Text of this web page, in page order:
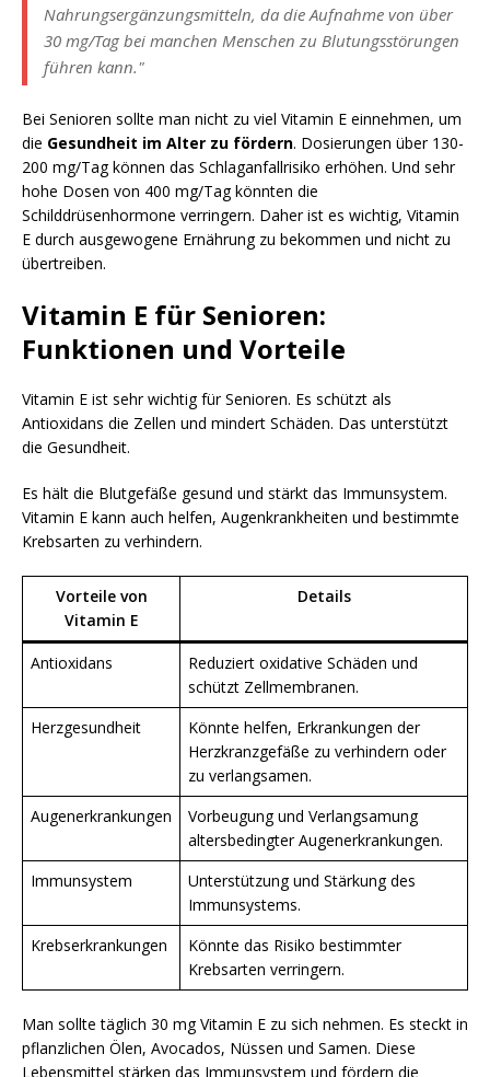
Nahrungsergänzungsmitteln, da die Aufnahme von über
30 mg/Tag bei manchen Menschen zu Blutungsstörungen
führen kann."
Bei Senioren sollte man nicht zu viel Vitamin E einnehmen, um
die Gesundheit im Alter zu fördern. Dosierungen über 130-
200 mg/Tag können das Schlaganfallrisiko erhöhen. Und sehr
hohe Dosen von 400 mg/Tag könnten die
Schilddrüsenhormone verringern. Daher ist es wichtig, Vitamin
E durch ausgewogene Ernährung zu bekommen und nicht zu
übertreiben.
Vitamin E für Senioren:
Funktionen und Vorteile
Vitamin E ist sehr wichtig für Senioren. Es schützt als
Antioxidans die Zellen und mindert Schäden. Das unterstützt
die Gesundheit.
Es hält die Blutgefäße gesund und stärkt das Immunsystem.
Vitamin E kann auch helfen, Augenkrankheiten und bestimmte
Krebsarten zu verhindern.
Vorteile von
Vitamin E
Details
Antioxidans
Reduziert oxidative Schäden und
schützt Zellmembranen.
Herzgesundheit
Könnte helfen, Erkrankungen der
Herzkranzgefäße zu verhindern oder
zu verlangsamen.
Augenerkrankungen
Vorbeugung und Verlangsamung
altersbedingter Augenerkrankungen.
Immunsystem
Unterstützung und Stärkung des
Immunsystems.
Krebserkrankungen
Könnte das Risiko bestimmter
Krebsarten verringern.
Man sollte täglich 30 mg Vitamin E zu sich nehmen. Es steckt in
pflanzlichen Ölen, Avocados, Nüssen und Samen. Diese
Lebensmittel stärken das Immunsystem und fördern die